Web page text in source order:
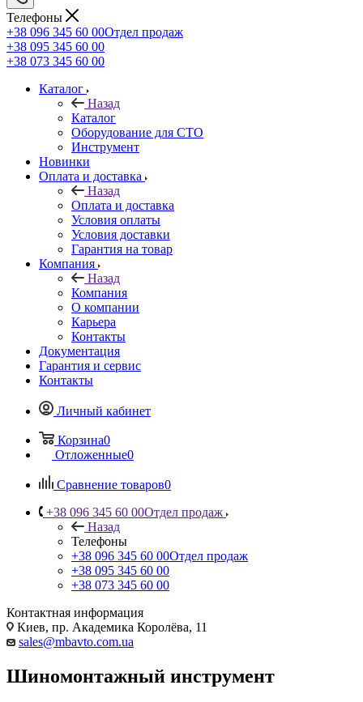
Телефоны
+38 096 345 60 00Отдел продаж
+38 095 345 60 00
+38 073 345 60 00
Каталог
Назад
Каталог
Оборудование для СТО
Инструмент
Новинки
Оплата и доставка
Назад
Оплата и доставка
Условия оплаты
Условия доставки
Гарантия на товар
Компания
Назад
Компания
О компании
Карьера
Контакты
Документация
Гарантия и сервис
Контакты
Личный кабинет
Корзина0
Отложенные0
Сравнение товаров0
+38 096 345 60 00Отдел продаж
Назад
Телефоны
+38 096 345 60 00Отдел продаж
+38 095 345 60 00
+38 073 345 60 00
Контактная информация
Киев, пр. Академика Королёва, 11
sales@mbavto.com.ua
Шиномонтажный инструмент